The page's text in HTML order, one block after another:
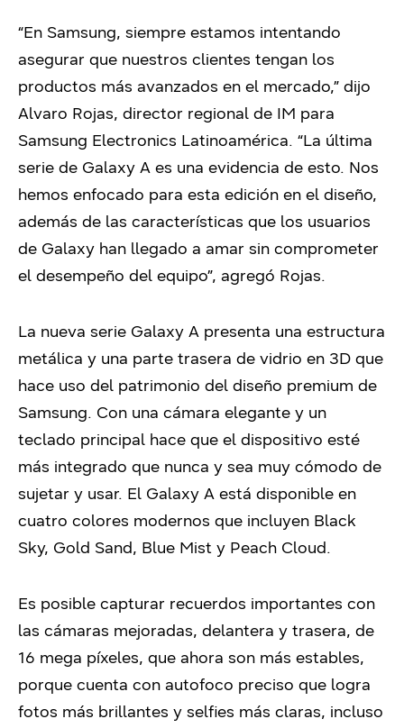
“En Samsung, siempre estamos intentando
asegurar que nuestros clientes tengan los
productos más avanzados en el mercado,” dijo
Alvaro Rojas, director regional de IM para
Samsung Electronics Latinoamérica. “La última
serie de Galaxy A es una evidencia de esto. Nos
hemos enfocado para esta edición en el diseño,
además de las características que los usuarios
de Galaxy han llegado a amar sin comprometer
el desempeño del equipo”, agregó Rojas.
La nueva serie Galaxy A presenta una estructura
metálica y una parte trasera de vidrio en 3D que
hace uso del patrimonio del diseño premium de
Samsung. Con una cámara elegante y un
teclado principal hace que el dispositivo esté
más integrado que nunca y sea muy cómodo de
sujetar y usar. El Galaxy A está disponible en
cuatro colores modernos que incluyen Black
Sky, Gold Sand, Blue Mist y Peach Cloud.
Es posible capturar recuerdos importantes con
las cámaras mejoradas, delantera y trasera, de
16 mega píxeles, que ahora son más estables,
porque cuenta con autofoco preciso que logra
fotos más brillantes y selfies más claras, incluso